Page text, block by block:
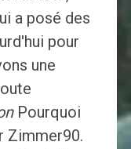
a posé des
pour
une
Pourquoi
Zimmer90.